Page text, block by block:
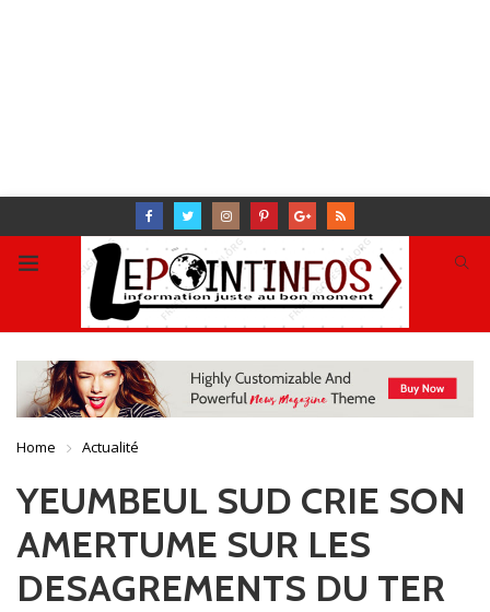
Home Actualité
YEUMBEUL SUD CRIE SON
AMERTUME SUR LES
DESAGREMENTS DU TER